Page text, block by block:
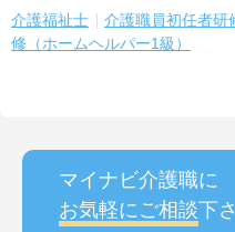
介護福祉士 介護職員初任者研
修（ホームヘルパー1級）
マイナビ介護職に
お気軽にご相談下